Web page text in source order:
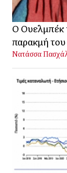
Ο Ουελμπέκ
παρακμή του
Νατάσσα